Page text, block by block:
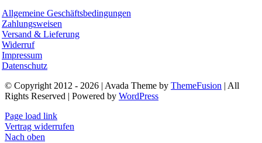
Allgemeine Geschäftsbedingungen
Zahlungsweisen
Versand & Lieferung
Widerruf
Impressum
Datenschutz
© Copyright 2012 - 2026 | Avada Theme by ThemeFusion | All
Rights Reserved | Powered by WordPress
Page load link
Vertrag widerrufen
Nach oben